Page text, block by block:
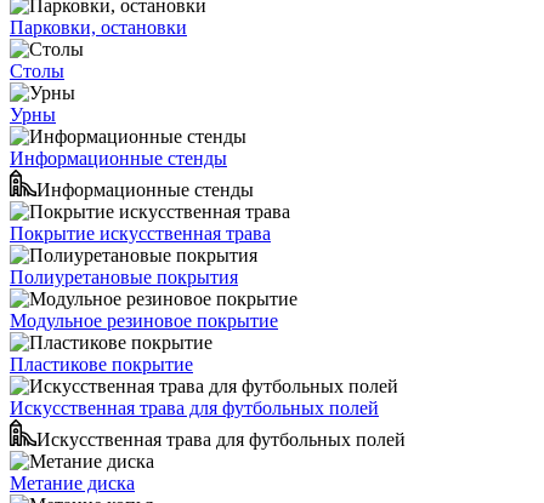
Парковки, остановки
Столы
Урны
Информационные стенды
Информационные стенды
Покрытие искусственная трава
Полиуретановые покрытия
Модульное резиновое покрытие
Пластикове покрытие
Искусственная трава для футбольных полей
Искусственная трава для футбольных полей
Метание диска